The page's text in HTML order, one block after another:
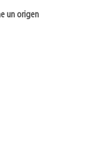
un origen